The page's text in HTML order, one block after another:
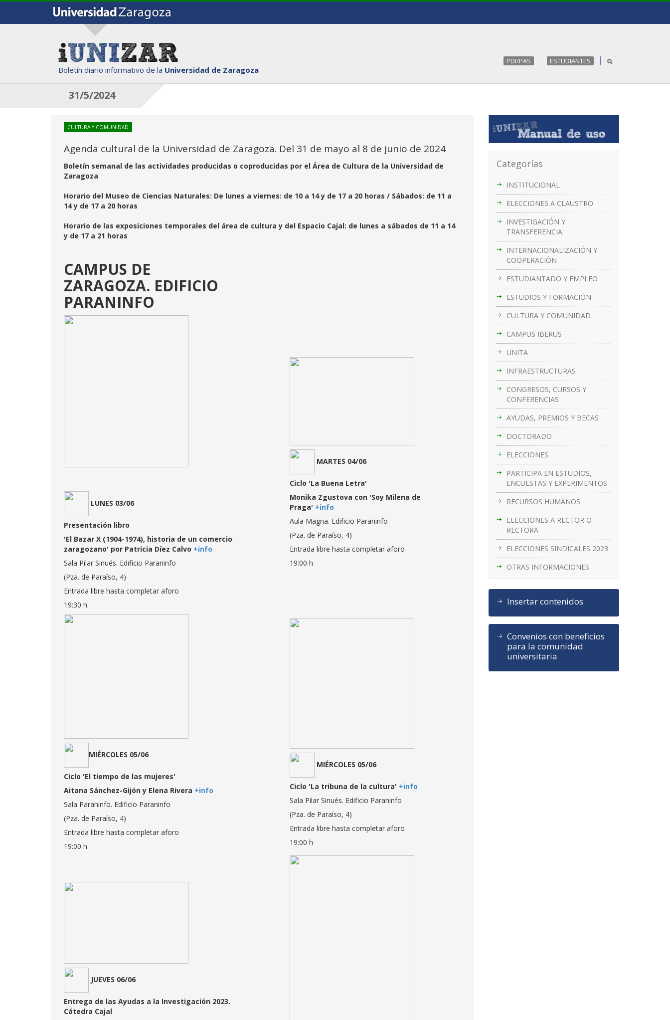
Boletín diario informativo de la Universidad de Zaragoza
PDI/PAS ESTUDIANTES
31/5/2024
Categorías
INSTITUCIONAL
ELECCIONES A CLAUSTRO
INVESTIGACIÓN Y
TRANSFERENCIA
INTERNACIONALIZACIÓN Y
COOPERACIÓN
ESTUDIANTADO Y EMPLEO
ESTUDIOS Y FORMACIÓN
CULTURA Y COMUNIDAD
CAMPUS IBERUS
UNITA
INFRAESTRUCTURAS
CONGRESOS, CURSOS Y
CONFERENCIAS
AYUDAS, PREMIOS Y BECAS
DOCTORADO
ELECCIONES
PARTICIPA EN ESTUDIOS,
ENCUESTAS Y EXPERIMENTOS
RECURSOS HUMANOS
ELECCIONES A RECTOR O
RECTORA
ELECCIONES SINDICALES 2023
OTRAS INFORMACIONES
Insertar contenidos
Convenios con beneficios
para la comunidad
universitaria
CULTURA Y COMUNIDAD
Agenda cultural de la Universidad de Zaragoza. Del 31 de mayo al 8 de junio de 2024
Boletín semanal de las actividades producidas o coproducidas por el Área de Cultura de la Universidad de
Zaragoza
Horario del Museo de Ciencias Naturales: De lunes a viernes: de 10 a 14 y de 17 a 20 horas / Sábados: de 11 a
14 y de 17 a 20 horas
Horario de las exposiciones temporales del área de cultura y del Espacio Cajal: de lunes a sábados de 11 a 14
y de 17 a 21 horas
CAMPUS DE
ZARAGOZA. EDIFICIO
PARANINFO
LUNES 03/06
Presentación libro
'El Bazar X (1904-1974), historia de un comercio
zaragozano' por Patricia Díez Calvo +info
Sala Pilar Sinués. Edificio Paraninfo
(Pza. de Paraíso, 4)
Entrada libre hasta completar aforo
19:30 h
MARTES 04/06
Ciclo 'La Buena Letra'
Monika Zgustova con 'Soy Milena de
Praga' +info
Aula Magna. Edificio Paraninfo
(Pza. de Paraíso, 4)
Entrada libre hasta completar aforo
19:00 h
MIÉRCOLES 05/06
Ciclo 'El tiempo de las mujeres'
Aitana Sánchez-Gijón y Elena Rivera +info
Sala Paraninfo. Edificio Paraninfo
(Pza. de Paraíso, 4)
Entrada libre hasta completar aforo
19:00 h
MIÉRCOLES 05/06
Ciclo 'La tribuna de la cultura' +info
Sala Pilar Sinués. Edificio Paraninfo
(Pza. de Paraíso, 4)
Entrada libre hasta completar aforo
19:00 h
JUEVES 06/06
Entrega de las Ayudas a la Investigación 2023.
Cátedra Cajal